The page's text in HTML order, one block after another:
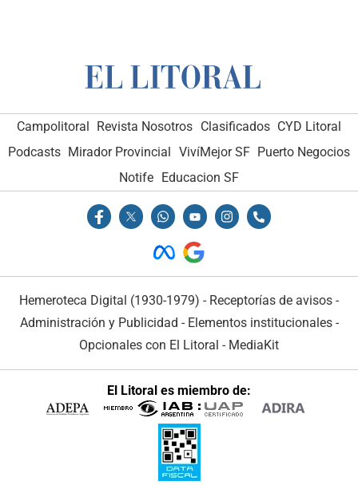
Campolitoral Revista Nosotros Clasificados CYD Litoral
Podcasts Mirador Provincial VivíMejor SF Puerto Negocios
Notife
Educacion SF
Hemeroteca Digital (1930-1979) - Receptorías de avisos -
Administración y Publicidad - Elementos institucionales-
Opcionales con El Litoral - MediaKit
El Litoral es miembro de: